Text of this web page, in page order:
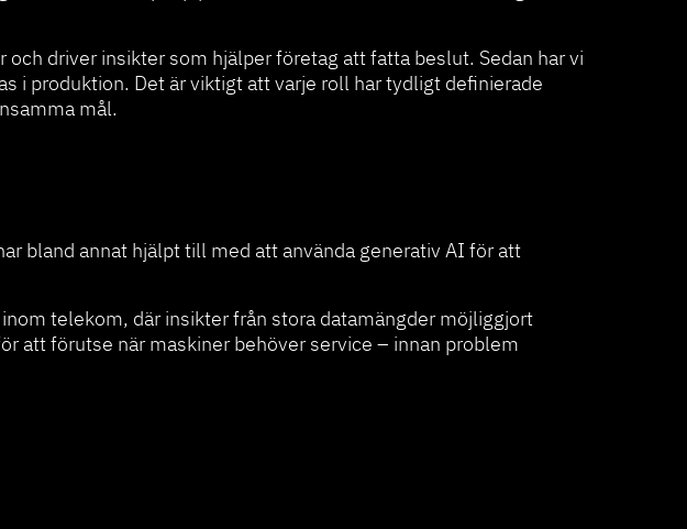
driver insikter som hjälper företag att fatta beslut. Sedan har vi
i produktion. Det är viktigt att varje roll har tydligt definierade
mål.
bland annat hjälpt till med att använda generativ AI för att
telekom, där insikter från stora datamängder möjliggjort
att förutse när maskiner behöver service – innan problem